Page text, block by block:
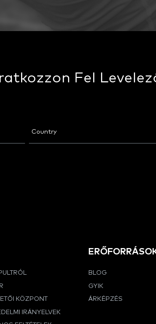
Iratkozzon Fel
KÖZPONT
IRÁNYELVEK
BLOG
GYIK
ÁRKÉPZÉS